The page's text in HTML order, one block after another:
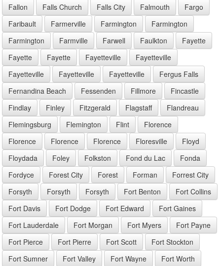
Fallon Falls Church Falls City Falmouth
Fargo
Faribault
Farmerville Farmington
Farmington
Farmington
Farmville Farwell Faulkton
Fayette
Fayette
Fayette Fayetteville
Fayetteville
Fayetteville
Fayetteville Fayetteville
Fergus Falls
Fernandina Beach
Fessenden Fillmore
Fincastle
Findlay
Finley Fitzgerald Flagstaff
Flandreau
Flemingsburg
Flemington Flint
Florence
Florence
Florence Florence Floresville
Floyd
Floydada
Foley Folkston Fond du Lac
Fonda
Fordyce
Forest City Forest Forman
Forrest City
Forsyth
Forsyth Forsyth Fort Benton
Fort Collins
Fort Davis
Fort Dodge Fort Edward
Fort Gaines
Fort Lauderdale
Fort Morgan Fort Myers
Fort Payne
Fort Pierce
Fort Pierre Fort Scott
Fort Stockton
Fort Sumner
Fort Valley Fort Wayne
Fort Worth